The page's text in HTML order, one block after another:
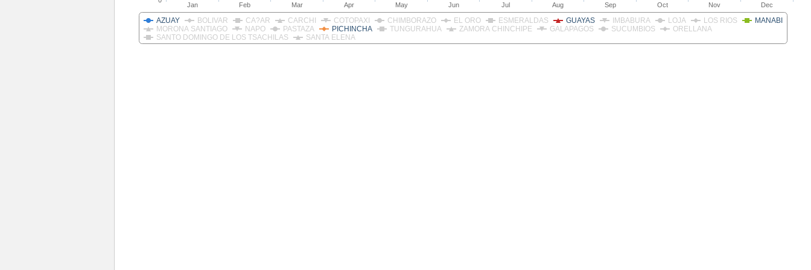
AZUAY BOLIVAR CA?AR CARCHI COTOPAXI CHIMBORAZO EL ORO ESMERALDAS GUAYAS IMBABURA LOJA LOS RIOS
MANABI
MORONA SANTIAGO
NAPO PASTAZA PICHINCHA TUNGURAHUA ZAMORA CHINCHIPE GALAPAGOS SUCUMBIOS
ORELLANA
SANTO DOMINGO DE LOS TSACHILAS
SANTA ELENA
Jan Feb Mar Apr May Jun Jul Aug Sep Oct Nov Dec